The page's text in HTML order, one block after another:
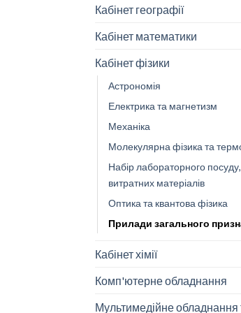
Кабінет географії
Кабінет математики
Кабінет фізики
Астрономія
Електрика та магнетизм
Механіка
Молекулярна фізика та
Набір лабораторного
витратних матеріалів
Оптика та квантова фізика
Прилади загального
Кабінет хімії
Комп'ютерне обладнання
Мультимедійне обладнання